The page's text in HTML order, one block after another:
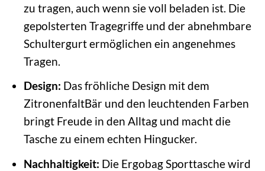
zu tragen, auch wenn sie voll beladen ist. Die
gepolsterten Tragegriffe und der abnehmbare
Schultergurt ermöglichen ein angenehmes
Tragen.
Design: Das fröhliche Design mit dem
ZitronenfaltBär und den leuchtenden Farben
bringt Freude in den Alltag und macht die
Tasche zu einem echten Hingucker.
Nachhaltigkeit: Die Ergobag Sporttasche wird